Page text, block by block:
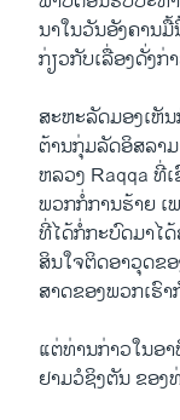
ນາ​ໃນ​ວັນ​ອັງຄານ​
ກ່ຽວ​ກັບ​ເລື່ອງດັ່ງ
ສະຫະລັດມອງ​ເຫັ
ຕ້ານກຸ່ມ​ລັດ​ອິສລາ
ຫລວງ Raqqa ທີ່​
ພວກກໍ່​ການຮ້າຍ ​ເ
ທີ່ໄດ້​ກໍ່ກະບົດມາ​ໄ
ສິນ​ໃຈຕິດອາວຸດ​ຂ
ສາດ​ຂອງພວກ​ເຮົ
ແຕ່​ທ່ານ​ກ່າວ​ໃນ​ອ
ຢາມ​ວໍ​ຊິງ​ຕັນ ຂອງ​